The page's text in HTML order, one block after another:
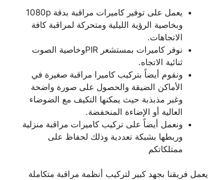
يعمل على توفير كاميرات مراقبة بدقة 1080p
وبخاصية الرؤية الليلية ومتحركة لمراقبة كافة
الاتجاهات.
نوفر كاميرات بمستشعر PIRوخاصية الصوت
ثنائية الاتجاه.
ونقوم أيضاً بتركيب كاميرا مراقبة صغيرة في
الأماكن الضيقة والحصول على صورة واضحة
وغبر مذبذبة حيث يمكنها التكيف مع الضوضاء
العالية أو الإضاءة المنخفضة.
ونعمل أيضاً على تركيب كاميرات مراقبة منزلية
وربطها بشبكة تعددية وذلك لحفاظ على
ممتلكاتكم
يعمل فريقنا بجهد كبير لتركيب أنظمة مراقبة متكاملة